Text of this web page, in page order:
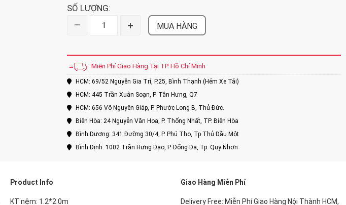
SỐ LƯỢNG:
– + MUA HÀNG
Miễn Phí Giao Hàng Tại TP. Hồ Chí Minh
HCM: 69/52 Nguyễn Gia Trí, P.25, Bình Thạnh (Hẻm Xe Tải)
HCM: 445 Trần Xuân Soạn, P. Tân Hưng, Q7
HCM: 656 Võ Nguyên Giáp, P. Phước Long B, Thủ Đức.
Biên Hòa: 24 Nguyễn Văn Hoa, P. Thống Nhất, TP. Biên Hòa
Bình Dương: 341 Đường 30/4, P. Phú Thọ, Tp Thủ Dầu Một
Bình Định: 1002 Trần Hưng Đạo, P. Đống Đa, Tp. Quy Nhơn
Product Info
KT nệm: 1.2*2.0m
Giao Hàng Miễn Phí
Delivery Free: Miễn Phí Giao Hàng Nội Thành HCM,